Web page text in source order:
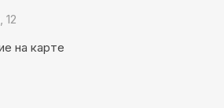
12
на карте